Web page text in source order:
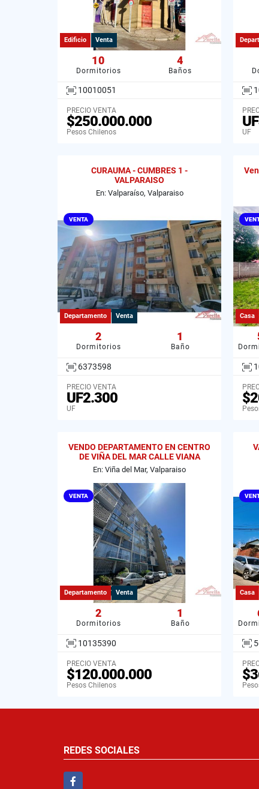
Edificio Venta
10
Dormitorios
4
Baños
10010051
PRECIO VENTA
$250.000.000
Pesos Chilenos UF
CURAUMA - CUMBRES 1 -
VALPARAISO
En: Valparaíso, Valparaiso
VENTA
Departamento Venta
2
Dormitorios
1
Baño
6373598
PRECIO VENTA
UF2.300
UF
Casa
VENDO DEPARTAMENTO EN CENTRO
DE VIÑA DEL MAR CALLE VIANA
En: Viña del Mar, Valparaiso
VENTA
Departamento Venta
2
Dormitorios
1
Baño
10135390
PRECIO VENTA
$120.000.000
Pesos Chilenos
Casa
REDES SOCIALES
Facebook